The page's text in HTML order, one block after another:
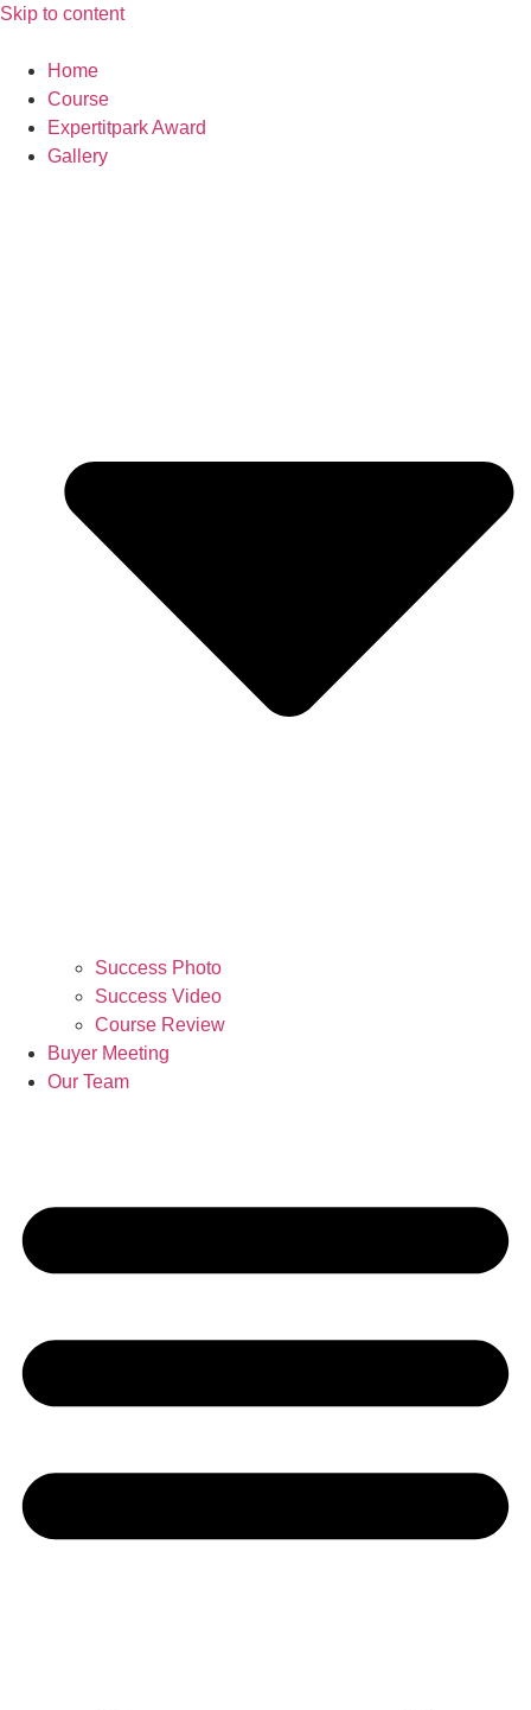
Skip to content
Home
Course
Expertitpark Award
Gallery
Success Photo
Success Video
Course Review
Buyer Meeting
Our Team